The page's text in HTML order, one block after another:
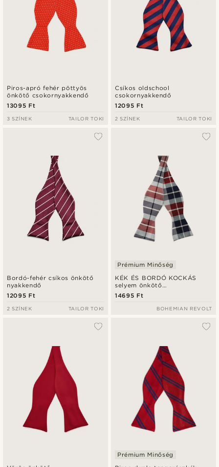
Piros-apró fehér pöttyös
önkötő csokornyakkendő
13095 Ft
3 SZÍNEK TAILOR TOKI
Csíkos oldschool
csokornyakkendő
12095 Ft
2 SZÍNEK TAILOR TOKI
Bordó-fehér csíkos önkötő
nyakkendő
12095 Ft
2 SZÍNEK TAILOR TOKI
KÉK ÉS BORDÓ KOCKÁS
selyem önkötő
csokornyakkendő
Prémium Minőség
14695 Ft
BOHEMIAN REVOLT
Prémium Minőség